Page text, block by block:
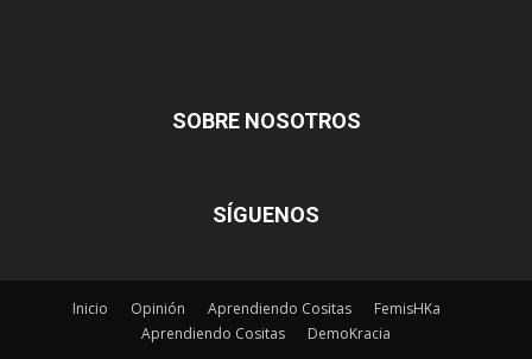
SOBRE NOSOTROS
SÍGUENOS
Inicio Opinión Aprendiendo Cositas
FemisHKa
Aprendiendo Cositas
DemoKracia